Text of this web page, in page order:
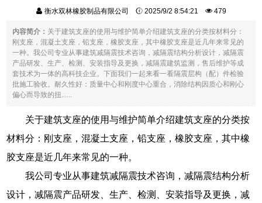
衡水双林橡胶制品有限公司 2025/9/2 8:54:21 479
内容简介： 关于建筑支座的使用与维护简单介绍建筑支座的分类按材料分：
刚支座，混凝土支座，铅支座，橡胶支座，其中橡胶支座是近几年来常见的
一种。我公司专业从事建筑减隔震技术咨询，减隔震结构分析设计，减隔震
产品研发、生产、检测、安装指导及更换，减隔震建筑监测，售后维护等成
套技术为一体的高科技企业。下面我们一起来看一看隔震层构（配）件检验
批施工验收。耐久性好：质量中心和刚度中心重合，消除结构因质心和刚心
偏心而导致的扭......
关于建筑支座的使用与维护简单介绍建筑支座的分类按
材料分：刚支座，混凝土支座，铅支座，橡胶支座，其中橡
胶支座是近几年来常见的一种。
我公司专业从事建筑减隔震技术咨询，减隔震结构分析
设计，减隔震产品研发、生产、检测、安装指导及更换，减